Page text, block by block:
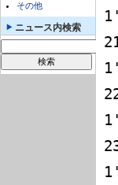
その他
ニュース内検索